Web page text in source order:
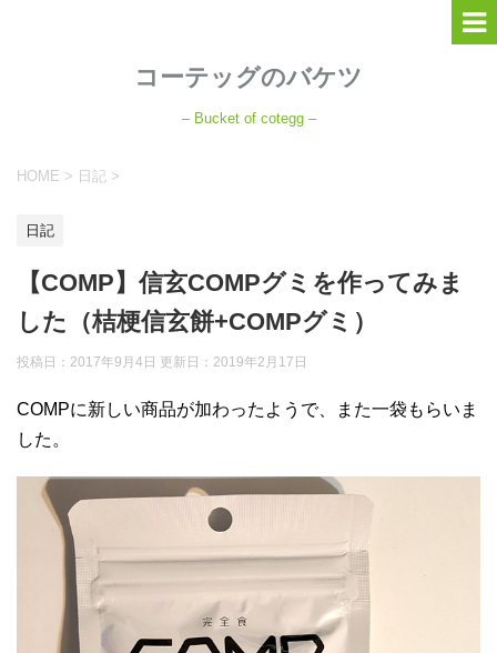
コーテッグのバケツ
– Bucket of cotegg –
HOME > 日記 >
日記
【COMP】信玄COMPグミを作ってみま
した（桔梗信玄餅+COMPグミ）
投稿日：2017年9月4日 更新日： 2019年2月17日
COMPに新しい商品が加わったようで、また一袋もらいま
した。